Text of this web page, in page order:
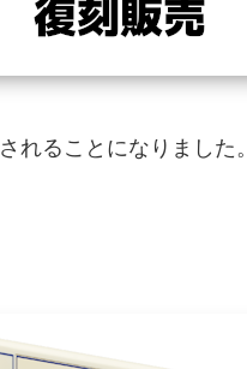
されることになりました。